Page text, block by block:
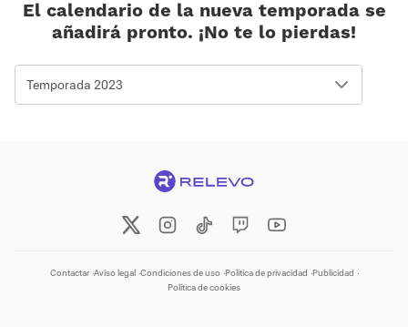
El calendario de la nueva temporada se
añadirá pronto. ¡No te lo pierdas!
Temporada 2023
Contactar Aviso legal Condiciones de uso Política de privacidad Publicidad
Política de cookies